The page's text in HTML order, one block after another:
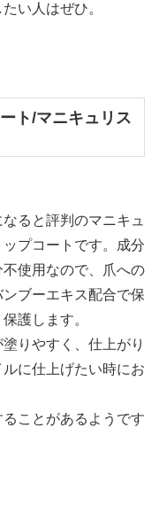
い人はぜひ。
ト/マニキュリス
ると評判のマニキュ
プコートです。成分
使用なので、爪への
ブーエキス配合で保
護します。
りやすく、仕上がり
に仕上げたい時にお
ことがあるようです